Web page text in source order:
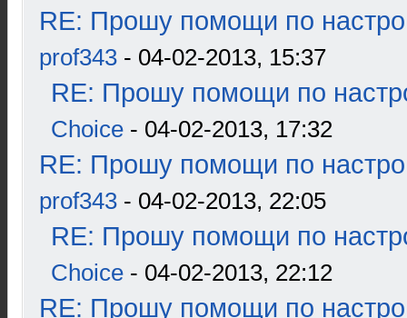
RE: Прошу помощи по
prof343 - 04-02-2013, 15:37
RE: Прошу помощи по
Choice - 04-02-2013, 17:32
RE: Прошу помощи по
prof343 - 04-02-2013, 22:05
RE: Прошу помощи по
Choice - 04-02-2013, 22:12
RE: Прошу помощи по